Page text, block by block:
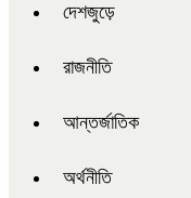
দেশজুড়ে
রাজনীতি
আন্তর্জাতিক
অর্থনীতি